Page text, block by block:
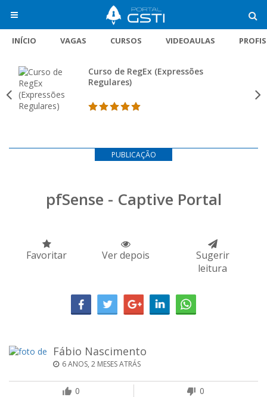
INÍCIO VAGAS CURSOS VIDEOAULAS
Curso de RegEx (Expressões
Regulares)
PUBLICAÇÃO
pfSense - Captive Portal
Favoritar Ver depois
Sugerir
leitura
Fábio Nascimento
6 ANOS, 2 MESES ATRÁS
0 0